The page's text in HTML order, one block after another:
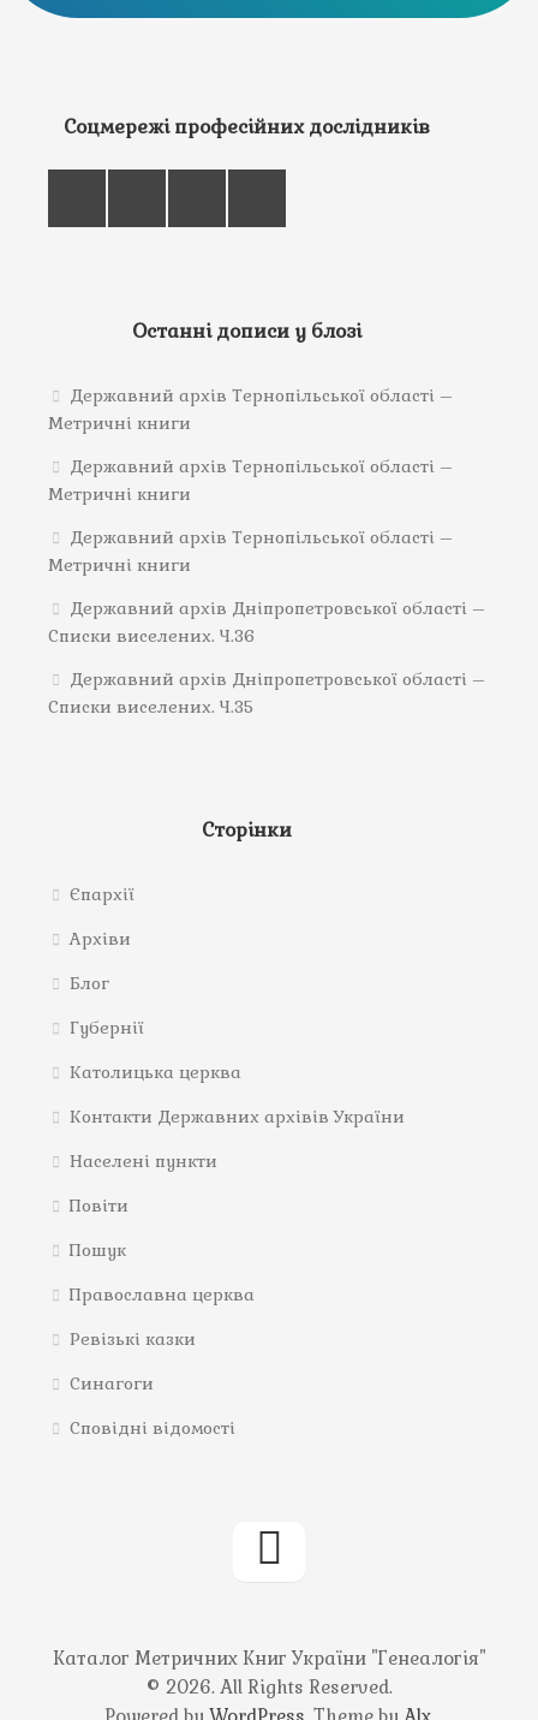
Соцмережі професійних дослідників
Останні дописи у блозі
Державний архів Тернопільської області –
Метричні книги
Державний архів Тернопільської області –
Метричні книги
Державний архів Тернопільської області –
Метричні книги
Державний архів Дніпропетровської області –
Списки виселених. Ч.36
Державний архів Дніпропетровської області –
Списки виселених. Ч.35
Сторінки
Єпархії
Архіви
Блог
Губернії
Католицька церква
Контакти Державних архівів України
Населені пункти
Повіти
Пошук
Православна церква
Ревізькі казки
Синагоги
Сповідні відомості
Каталог Метричних Книг України "Генеалогія"
© 2026. All Rights Reserved.